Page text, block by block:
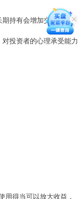
持有会增加交易成本。
投资者的心理承受能力
用得当可以放大收益，